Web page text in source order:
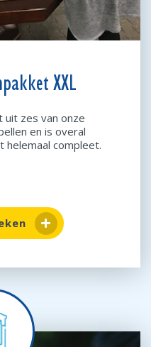
XXL
zes van onze
en is overal
helemaal compleet.